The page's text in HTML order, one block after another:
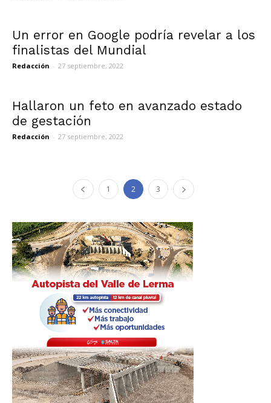
Un error en Google podría revelar a los
finalistas del Mundial
Redacción - 27 septiembre, 2022
Hallaron un feto en avanzado estado
de gestación
Redacción - 27 septiembre, 2022
1 2 3